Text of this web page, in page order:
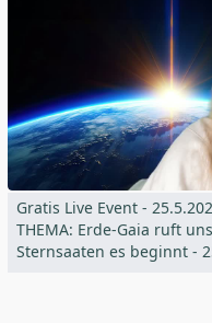
Gratis Live Event -
THEMA: Erde-Gaia ruft
Sternsaaten es beginnt -